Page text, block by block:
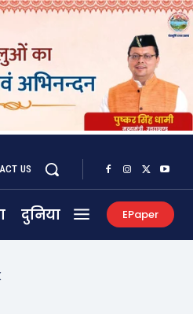
US
दुनिया EPaper